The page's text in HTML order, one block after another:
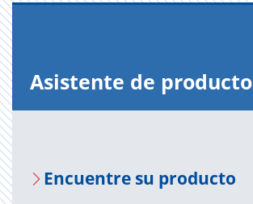
Asis­ten­te de pro­duc­to
En­cuen­tre su pro­duc­to